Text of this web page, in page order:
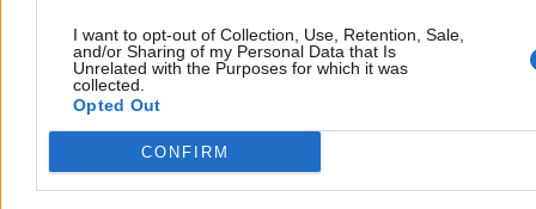
I want to opt-out of Collection, Use, Retention, Sale,
and/or Sharing of my Personal Data that Is
Unrelated with the Purposes for which it was
collected.
Opted Out
CONFIRM
Zostało 150 km. Czego brakuje do docelowej sieci
autostrad?
Większość planowanej sieci autostrad w Polsce jest już
udostępniona kierowcom. Do osiągnięcia ostatecznego celu
podanego w rządowych rozporządzeniach brakuje niecałych 150
kilometrów. Generalna Dyrekcja Dróg Krajowych i Autostrad
planuje domknięcie brakujących odcinków oraz rozbudowę